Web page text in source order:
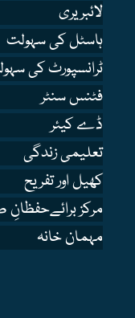
لائبریری
ہاسٹل کی سہولت
ٹرانسپورٹ کی
فٹنس سنٹر
ڈے کیئر
تعلیمی زندگی
کھیل اور تفریح
مرکز
مہمان خانہ